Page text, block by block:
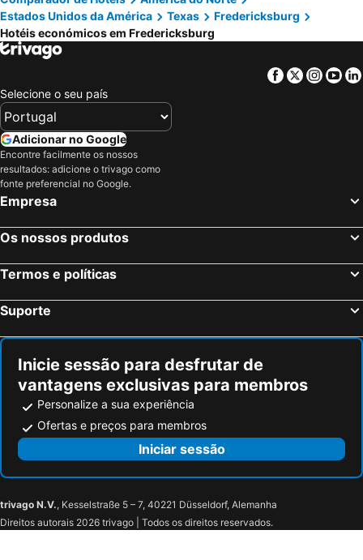
Estados Unidos da América
Texas
Fredericksburg
Hotéis económicos em Fredericksburg
Facebook
Twitter
Selecione o seu país
Adicionar no Google
Encontre facilmente os nossos
resultados: adicione o trivago como
fonte preferencial no Google.
Empresa
Os nossos produtos
Termos e políticas
Suporte
Inicie sessão para desfrutar de
vantagens exclusivas para membros
Personalize a sua experiência
Ofertas e preços para membros
Iniciar sessão
trivago N.V., Kesselstraße 5 – 7, 40221 Düsseldorf, Alemanha
Direitos autorais 2026 trivago | Todos os direitos reservados.